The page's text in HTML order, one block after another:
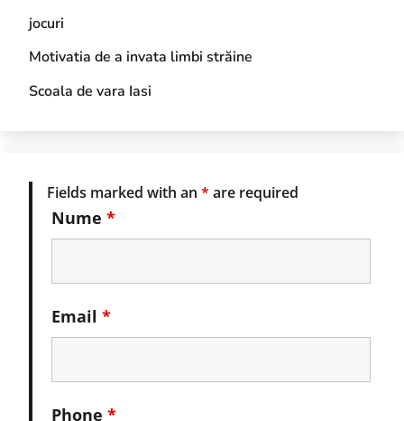
jocuri
Motivatia de a invata limbi străine
Scoala de vara Iasi
Fields marked with an * are required
Nume *
Email *
Phone *